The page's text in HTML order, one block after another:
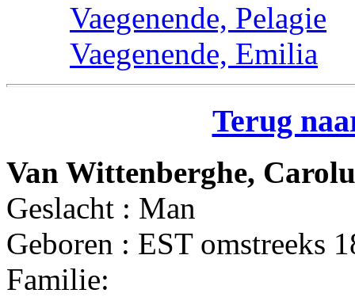
Vaegenende, Pelagie
Vaegenende, Emilia
Terug
Van Wittenberghe,
Geslacht : Man
Geboren : EST omstreeks
Familie: